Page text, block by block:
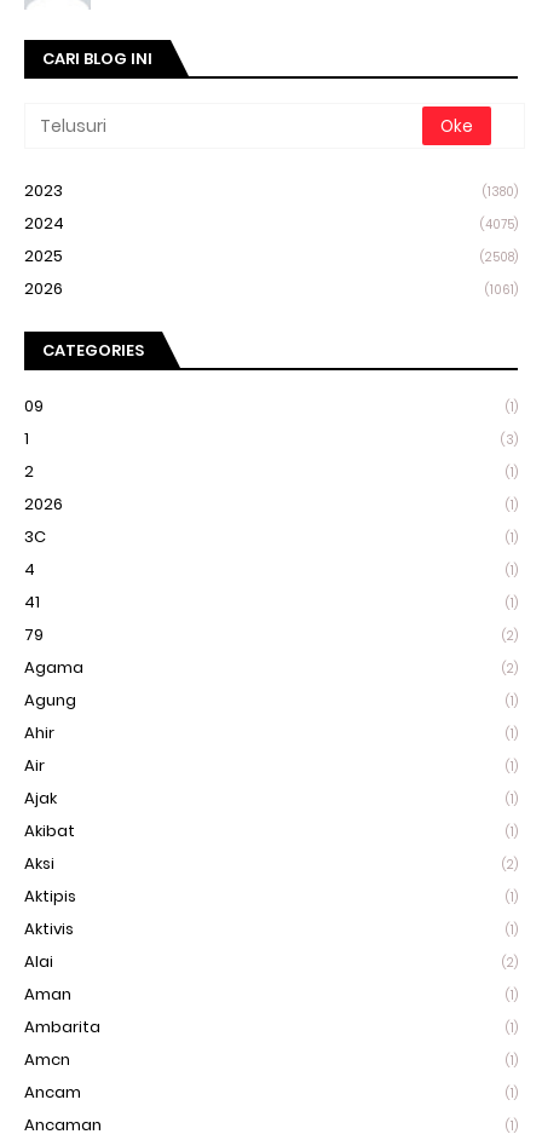
CARI BLOG INI
2023 (1380)
2024 (4075)
2025 (2508)
2026 (1061)
CATEGORIES
09 (1)
1 (3)
2 (1)
2026 (1)
3C (1)
4 (1)
41 (1)
79 (2)
Agama (2)
Agung (1)
Ahir (1)
Air (1)
Ajak (1)
Akibat (1)
Aksi (2)
Aktipis (1)
Aktivis (1)
Alai (2)
Aman (1)
Ambarita (1)
Amcn (1)
Ancam (1)
Ancaman (1)